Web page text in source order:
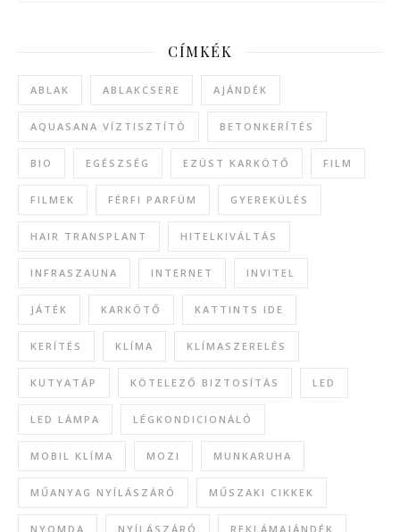
CÍMKÉK
ABLAK ABLAKCSERE AJÁNDÉK
AQUASANA VÍZTISZTÍTÓ BETONKERÍTÉS
BIO EGÉSZSÉG EZÜST KARKÖTŐ FILM
FILMEK FÉRFI PARFÜM GYEREKÜLÉS
HAIR TRANSPLANT HITELKIVÁLTÁS
INFRASZAUNA INTERNET INVITEL
JÁTÉK KARKÖTŐ KATTINTS IDE
KERÍTÉS KLÍMA KLÍMASZERELÉS
KUTYATÁP KÖTELEZŐ BIZTOSÍTÁS LED
LED LÁMPA LÉGKONDICIONÁLÓ
MOBIL KLÍMA MOZI MUNKARUHA
MŰANYAG NYÍLÁSZÁRÓ MŰSZAKI CIKKEK
NYOMDA NYÍLÁSZÁRÓ REKLÁMAJÁNDÉK